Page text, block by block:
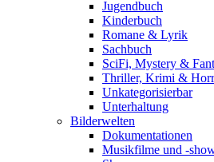
Jugendbuch
Kinderbuch
Romane & Lyrik
Sachbuch
SciFi, Mystery &
Thriller, Krimi &
Unkategorisierbar
Unterhaltung
Bilderwelten
Dokumentationen
Musikfilme und -